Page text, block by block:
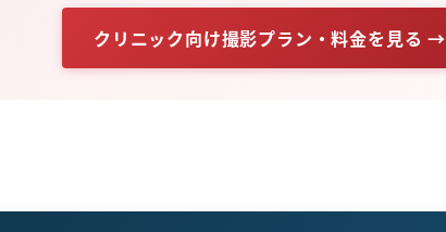
クリニック向け撮影プラン・料金を見る →